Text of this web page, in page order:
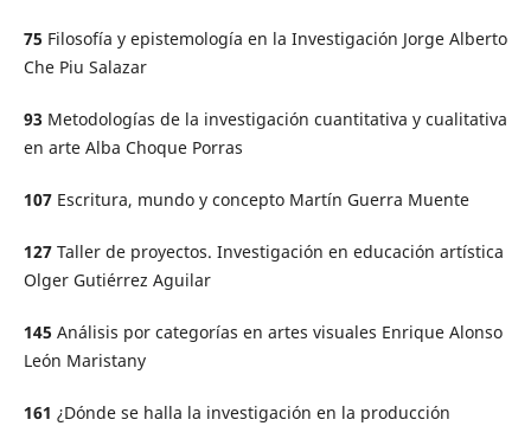
75 Filosofía y epistemología en la Investigación Jorge Alberto
Che Piu Salazar
93 Metodologías de la investigación cuantitativa y cualitativa
en arte Alba Choque Porras
107Escritura, mundo y concepto Martín Guerra Muente
127Taller de proyectos. Investigación en educación artística
Olger Gutiérrez Aguilar
145 Análisis por categorías en artes visuales Enrique Alonso
León Maristany
161 ¿Dónde se halla la investigación en la producción